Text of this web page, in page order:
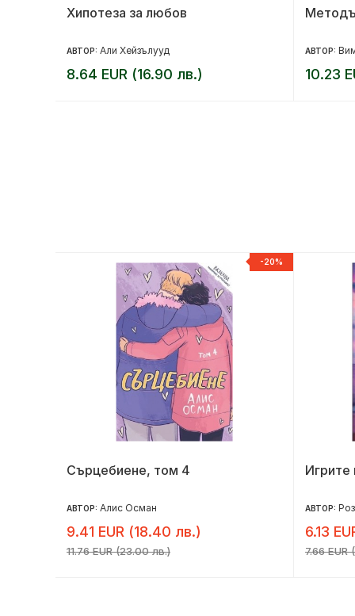
Хипотеза за любов
АВТОР: Али Хейзълууд
8.64 EUR (16.90 лв.)
АВТОР:
10.23
-20%
Сърцебиене, том 4
АВТОР: Алис Осман
9.41 EUR (18.40 лв.)
11.76 EUR (23.00 лв.)
Игрите
АВТОР:
6.13
7.66 EUR